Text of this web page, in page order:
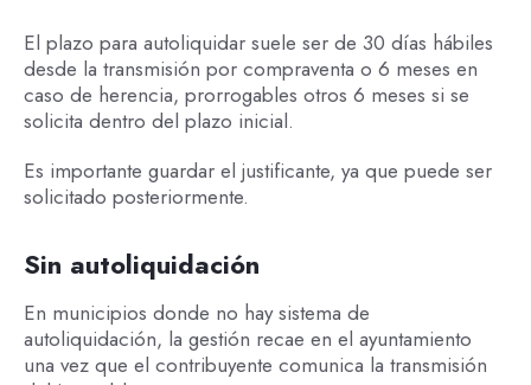
El plazo para autoliquidar suele ser de 30 días hábiles
desde la transmisión por compraventa o 6 meses en
caso de herencia, prorrogables otros 6 meses si se
solicita dentro del plazo inicial.
Es importante guardar el justificante, ya que puede ser
solicitado posteriormente.
Sin autoliquidación
En municipios donde no hay sistema de
autoliquidación, la gestión recae en el ayuntamiento
una vez que el contribuyente comunica la transmisión